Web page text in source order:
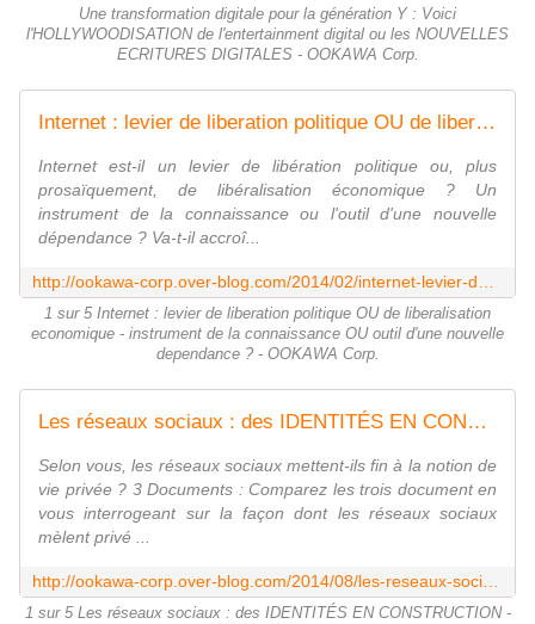
Une transformation digitale pour la génération Y : Voici
l'HOLLYWOODISATION de l'entertainment digital ou les NOUVELLES
ECRITURES DIGITALES - OOKAWA Corp.
Internet : levier de liberation politique OU de liberalisation economique - instrument de la connaissance OU outil d'une nouvelle dependance ? - OOKAWA Corp.
Internet est-il un levier de libération politique ou, plus
prosaïquement, de libéralisation économique ? Un
instrument de la connaissance ou l'outil d'une nouvelle
dépendance ? Va-t-il accroî...
1 sur 5 Internet : levier de liberation politique OU de liberalisation
economique - instrument de la connaissance OU outil d'une nouvelle
dependance ? - OOKAWA Corp.
Les réseaux sociaux : des IDENTITÉS EN CONSTRUCTION - OOKAWA Corp.
Selon vous, les réseaux sociaux mettent-ils fin à la notion de
vie privée ? 3 Documents : Comparez les trois document en
vous interrogeant sur la façon dont les réseaux sociaux
mèlent privé ...
1 sur 5 Les réseaux sociaux : des IDENTITÉS EN CONSTRUCTION -